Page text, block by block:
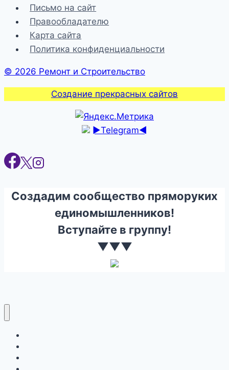
Письмо на сайт
Правообладателю
Карта сайта
Политика конфиденциальности
© 2026 Ремонт и Строительство
Создание прекрасных сайтов
►Telegram◄
Создадим сообщество пряморуких
единомышленников!
Вступайте в группу!
▼▼▼